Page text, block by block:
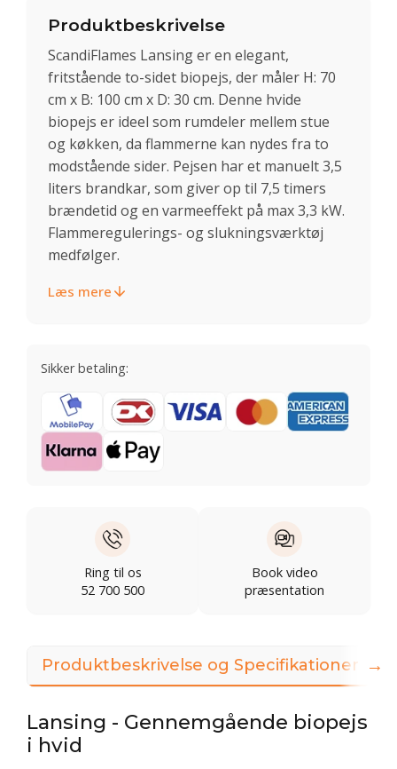
Produktbeskrivelse
ScandiFlames Lansing er en elegant,
fritstående to-sidet biopejs, der måler H: 70
cm x B: 100 cm x D: 30 cm. Denne hvide
biopejs er ideel som rumdeler mellem stue
og køkken, da flammerne kan nydes fra to
modstående sider. Pejsen har et manuelt 3,5
liters brandkar, som giver op til 7,5 timers
brændetid og en varmeeffekt på max 3,3 kW.
Flammeregulerings- og slukningsværktøj
medfølger.
Læs mere
Sikker betaling:
Ring til os
52 700 500
Book video
præsentation
Produktbeskrivelse og Specifikationer
Lansing - Gennemgående biopejs
i hvid
→